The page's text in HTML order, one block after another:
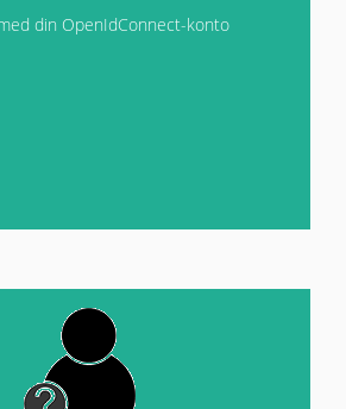
din OpenIdConnect-konto